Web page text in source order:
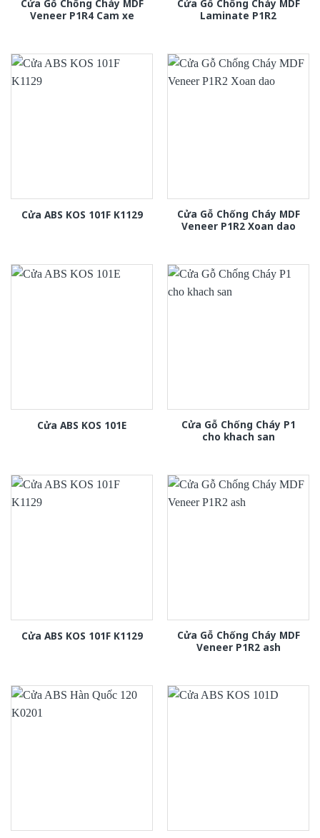
Cửa Gỗ Chống Cháy MDF
Veneer P1R4 Cam xe
Cửa Gỗ Chống Cháy MDF
Laminate P1R2
Cửa ABS KOS 101F K1129
Cửa Gỗ Chống Cháy MDF
Veneer P1R2 Xoan dao
Cửa ABS KOS 101E
Cửa Gỗ Chống Cháy P1
cho khach san
Cửa ABS KOS 101F K1129
Cửa Gỗ Chống Cháy MDF
Veneer P1R2 ash